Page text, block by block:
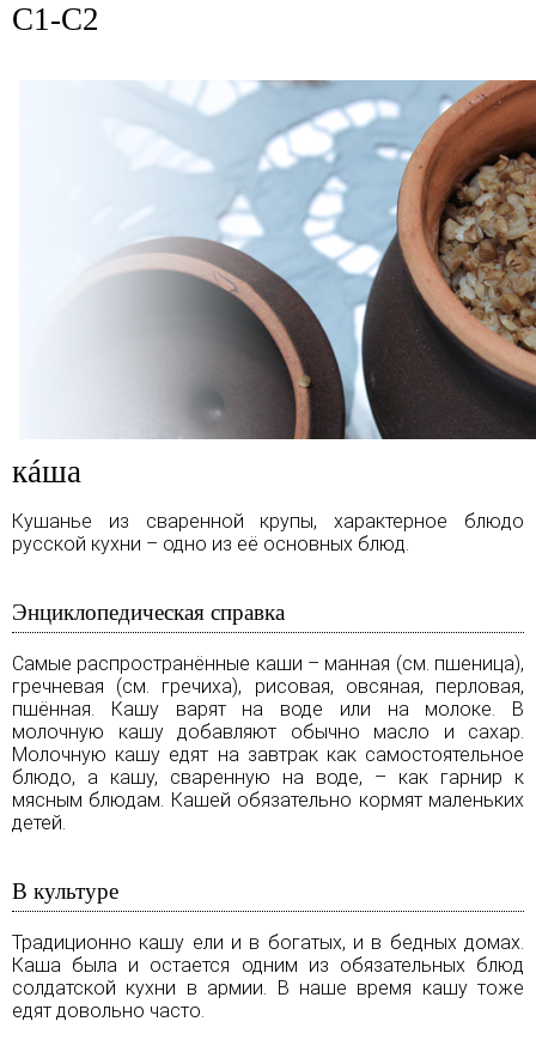
C1-C2
кáша
Кушанье из сваренной крупы, характерное блюдо
русской кухни – одно из её основных блюд.
Энциклопедическая справка
Самые распространённые каши – манная (см. пшеница),
гречневая (см. гречиха), рисовая, овсяная, перловая,
пшённая. Кашу варят на воде или на молоке. В
молочную кашу добавляют обычно масло и сахар.
Молочную кашу едят на завтрак как самостоятельное
блюдо, а кашу, сваренную на воде, – как гарнир к
мясным блюдам. Кашей обязательно кормят маленьких
детей.
В культуре
Традиционно кашу ели и в богатых, и в бедных домах.
Каша была и остается одним из обязательных блюд
солдатской кухни в армии. В наше время кашу тоже
едят довольно часто.